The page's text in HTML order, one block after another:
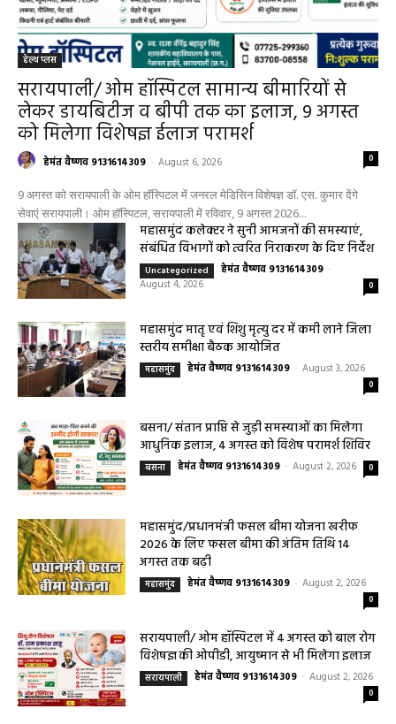
हेल्थ प्लस
सरायपाली/ ओम हॉस्पिटल सामान्य बीमारियों से
लेकर डायबिटीज व बीपी तक का इलाज, 9 अगस्त
को मिलेगा विशेषज्ञ ईलाज परामर्श
हेमंत वैष्णव 9131614309 - August 6, 2026 0
9 अगस्त को सरायपाली के ओम हॉस्पिटल में जनरल मेडिसिन विशेषज्ञ डॉ. एस. कुमार देंगे
सेवाएं सरायपाली। ओम हॉस्पिटल, सरायपाली में रविवार, 9 अगस्त 2026...
महासमुंद कलेक्टर ने सुनी आमजनों की समस्याएं,
संबंधित विभागों को त्वरित निराकरण के दिए निर्देश
Uncategorized हेमंत वैष्णव 9131614309 -
August 4, 2026
0
महासमुंद मातृ एवं शिशु मृत्यु दर में कमी लाने जिला
स्तरीय समीक्षा बैठक आयोजित
महासमुंद हेमंत वैष्णव 9131614309 - August 3, 2026
0
बसना/ संतान प्राप्ति से जुड़ी समस्याओं का मिलेगा
आधुनिक इलाज, 4 अगस्त को विशेष परामर्श शिविर
बसना हेमंत वैष्णव 9131614309 - August 2, 2026 0
महासमुंद/प्रधानमंत्री फसल बीमा योजना खरीफ
2026 के लिए फसल बीमा की अंतिम तिथि 14
अगस्त तक बढ़ी
महासमुंद हेमंत वैष्णव 9131614309 - August 2, 2026
0
सरायपाली/ ओम हॉस्पिटल में 4 अगस्त को बाल रोग
विशेषज्ञ की ओपीडी, आयुष्मान से भी मिलेगा इलाज
सरायपाली हेमंत वैष्णव 9131614309 - August 2, 2026
0